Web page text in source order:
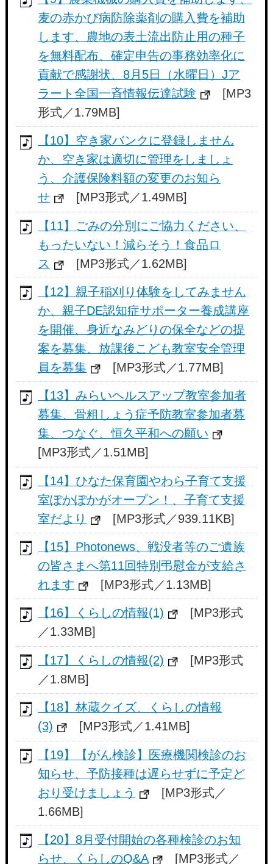
麦の赤かび病防除薬剤の購入費を補助
します、農地の表土流出防止用の種子
を無料配布、確定申告の事務効率化に
貢献で感謝状、8月5日（水曜日）Jア
ラート全国一斉情報伝達試験
[MP3
形式／1.79MB]
【10】空き家バンクに登録しません
か、空き家は適切に管理をしましょ
う、介護保険料額の変更のお知ら
せ
[MP3形式／1.49MB]
【11】ごみの分別にご協力ください、
もったいない！減らそう！食品ロ
ス
[MP3形式／1.62MB]
【12】親子稲刈り体験をしてみません
か、親子DE認知症サポーター養成講座
を開催、身近なみどりの保全などの提
案を募集、放課後こども教室安全管理
員を募集
[MP3形式／1.77MB]
【13】みらいヘルスアップ教室参加者
募集、骨粗しょう症予防教室参加者募
集、つなぐ、恒久平和への願い
[MP3形式／1.51MB]
【14】ひなた保育園やわら子育て支援
室ぽかぽかがオープン！、子育て支援
室だより
[MP3形式／939.11KB]
【15】Photonews、戦没者等のご遺族
の皆さまへ第11回特別弔慰金が支給さ
れます
[MP3形式／1.13MB]
【16】くらしの情報(1)
[MP3形式
／1.33MB]
【17】くらしの情報(2)
[MP3形式
／1.8MB]
【18】林蔵クイズ、くらしの情報
(3)
[MP3形式／1.41MB]
【19】【がん検診】医療機関検診のお
知らせ、予防接種は遅らせずに予定ど
おり受けましょう
[MP3形式／
1.66MB]
【20】8月受付開始の各種検診のお知
らせ、くらしのQ&A
[MP3形式／